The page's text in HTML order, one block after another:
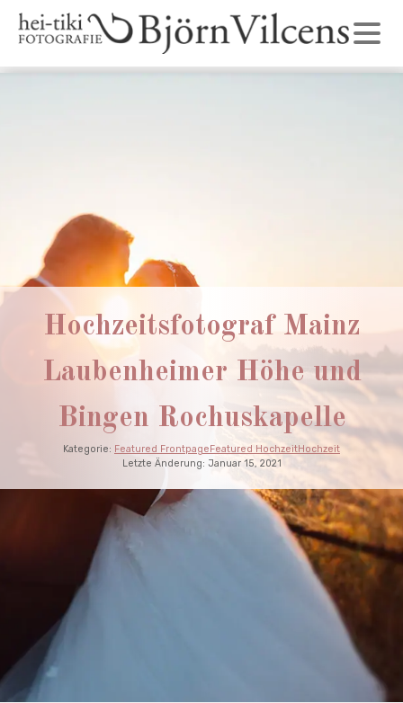
Hochzeitsfotograf Mainz
Laubenheimer Höhe und
Bingen Rochuskapelle
Kategorie: Featured FrontpageFeatured HochzeitHochzeit
Letzte Änderung: Januar 15, 2021